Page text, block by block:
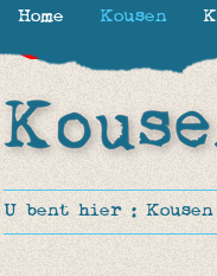
U bent hier :
Home Kousen